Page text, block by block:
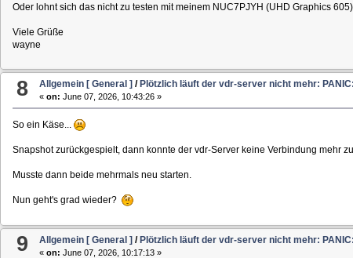
Oder lohnt sich das nicht zu testen mit meinem NUC7PJYH (UHD Graphics
Viele Grüße
wayne
8 Allgemein [ General ] / Plötzlich läuft der vdr-server nicht mehr:
«on: June 07, 2026, 10:43:26 »
So ein Käse...
Snapshot zurückgespielt, dann konnte der vdr-Server keine Verbindung mehr
Musste dann beide mehrmals neu starten.
Nun geht's grad wieder?
9 Allgemein [ General ] /Plötzlich läuft der vdr-server nicht mehr:
«on: June 07, 2026, 10:17:13 »